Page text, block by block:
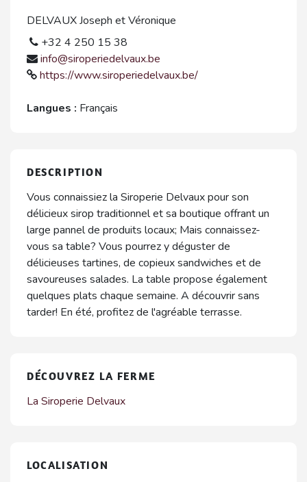
DELVAUX Joseph et Véronique
+32 4 250 15 38
info@siroperiedelvaux.be
https://www.siroperiedelvaux.be/
Langues : Français
DESCRIPTION
Vous connaissiez la Siroperie Delvaux pour son
délicieux sirop traditionnel et sa boutique offrant un
large pannel de produits locaux; Mais connaissez-
vous sa table? Vous pourrez y déguster de
délicieuses tartines, de copieux sandwiches et de
savoureuses salades. La table propose également
quelques plats chaque semaine. A découvrir sans
tarder! En été, profitez de l'agréable terrasse.
DÉCOUVREZ LA FERME
La Siroperie Delvaux
LOCALISATION